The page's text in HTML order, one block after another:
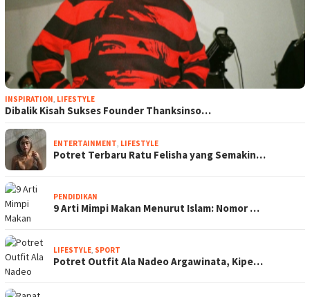
INSPIRATION LIFESTYLE
Dibalik Kisah Sukses Founder Thanksinso…
ENTERTAINMENT LIFESTYLE
Potret Terbaru Ratu Felisha yang Semakin…
PENDIDIKAN
9 Arti Mimpi Makan Menurut Islam: Nomor …
LIFESTYLE SPORT
Potret Outfit Ala Nadeo Argawinata, Kipe…